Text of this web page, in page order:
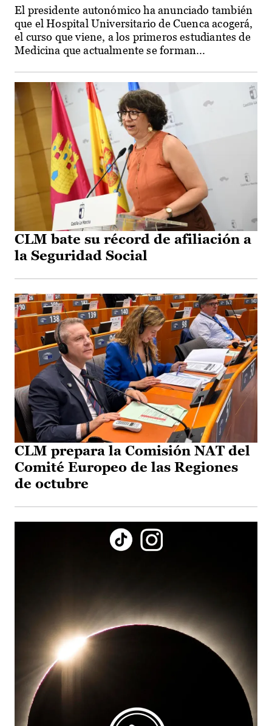
El presidente autonómico ha anunciado también
que el Hospital Universitario de Cuenca acogerá,
el curso que viene, a los primeros estudiantes de
Medicina que actualmente se forman...
CLM bate su récord de afiliación a
la Seguridad Social
CLM prepara la Comisión NAT del
Comité Europeo de las Regiones
de octubre